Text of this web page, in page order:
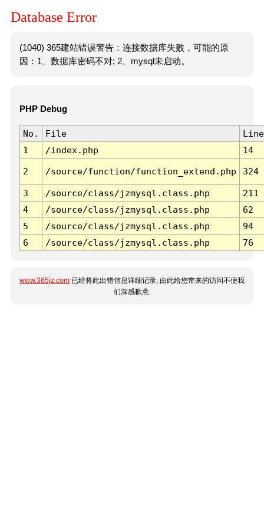
Database Error
(1040) 365建站错误警告：连接数据库失败，可能的原
因：1、数据库密码不对; 2、mysql未启动。
PHP Debug
No. File
Line
1
/index.php 14
2 /source/function/function_extend.php 324
3 /source/class/jzmysql.class.php
211
4
/source/class/jzmysql.class.php
62
5
/source/class/jzmysql.class.php
94
6
/source/class/jzmysql.class.php 76
www.365jz.com 已经将此出错信息详细记录, 由此给您带来的访问不便我
们深感歉意.